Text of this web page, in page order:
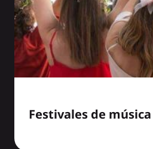
Festivales de música